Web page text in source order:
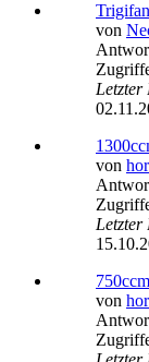
von
Letzter
von
Letzter
von